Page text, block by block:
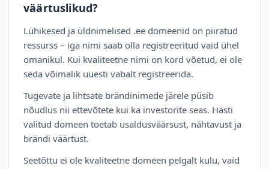
väärtuslikud?
Lühikesed ja üldnimelised .ee domeenid on piiratud
ressurss – iga nimi saab olla registreeritud vaid ühel
omanikul. Kui kvaliteetne nimi on kord võetud, ei ole
seda võimalik uuesti vabalt registreerida.
Tugevate ja lihtsate brändinimede järele püsib
nõudlus nii ettevõtete kui ka investorite seas. Hästi
valitud domeen toetab usaldusväärsust, nähtavust ja
brändi väärtust.
Seetõttu ei ole kvaliteetne domeen pelgalt kulu, vaid